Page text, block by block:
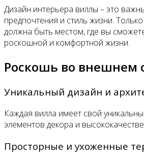
Дизайн интерьера виллы – это
предпочтения и стиль жизни.
должна быть местом, где вы
роскошной и комфортной жизни.
Роскошь во внешнем
Уникальный дизайн и
Каждая вилла имеет свой
элементов декора и
Просторные и ухоженные